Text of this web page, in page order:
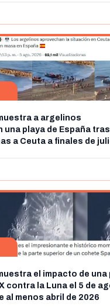
a argelinos
una playa de España
a Ceuta a finales de
el impacto de una
contra la Luna el 5 de
al menos abril de 2026